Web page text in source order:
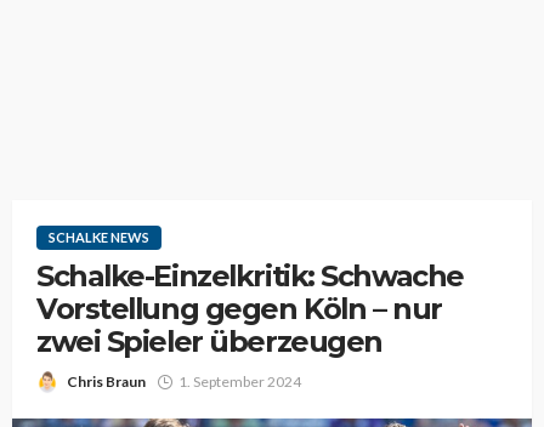
SCHALKE NEWS
Schalke-Einzelkritik: Schwache
Vorstellung gegen Köln – nur
zwei Spieler überzeugen
Chris Braun 1. September 2024